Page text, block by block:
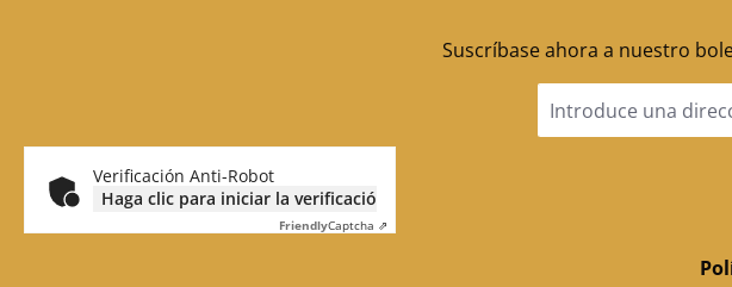
Suscríbase ahora a nuestro
de
Verificación Anti-Robot
Haga clic para iniciar la verificación
FriendlyCaptcha ⇗